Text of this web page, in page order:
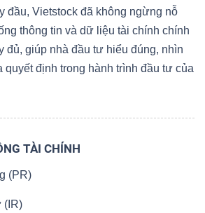
đầu, Vietstock đã không ngừng nỗ
thông tin và dữ liệu tài chính chính
đủ, giúp nhà đầu tư hiểu đúng, nhìn
quyết định trong hành trình đầu tư của
TÀI CHÍNH
(PR)
(IR)